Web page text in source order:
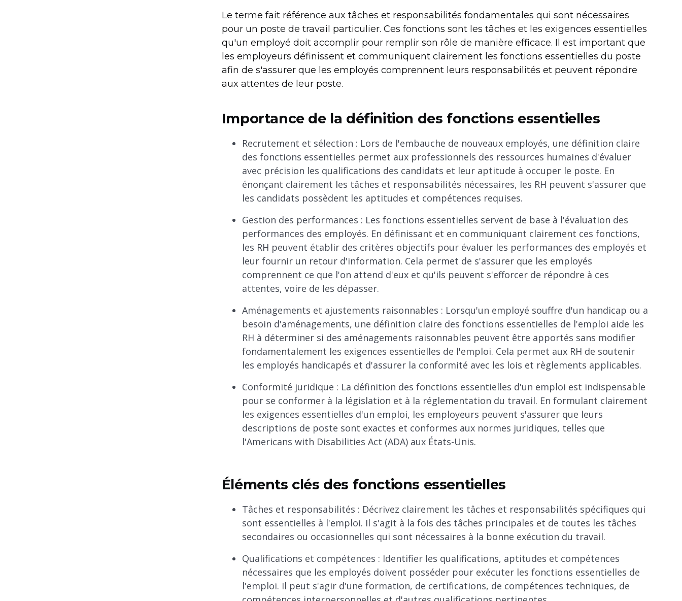
Le terme fait référence aux tâches et responsabilités fondamentales qui sont nécessaires
pour un poste de travail particulier. Ces fonctions sont les tâches et les exigences essentielles
qu'un employé doit accomplir pour remplir son rôle de manière efficace. Il est important que
les employeurs définissent et communiquent clairement les fonctions essentielles du poste
afin de s'assurer que les employés comprennent leurs responsabilités et peuvent répondre
aux attentes de leur poste.
Importance de la définition des fonctions essentielles
Recrutement et sélection : Lors de l'embauche de nouveaux employés, une définition claire
des fonctions essentielles permet aux professionnels des ressources humaines d'évaluer
avec précision les qualifications des candidats et leur aptitude à occuper le poste. En
énonçant clairement les tâches et responsabilités nécessaires, les RH peuvent s'assurer que
les candidats possèdent les aptitudes et compétences requises.
Gestion des performances : Les fonctions essentielles servent de base à l'évaluation des
performances des employés. En définissant et en communiquant clairement ces fonctions,
les RH peuvent établir des critères objectifs pour évaluer les performances des employés et
leur fournir un retour d'information. Cela permet de s'assurer que les employés
comprennent ce que l'on attend d'eux et qu'ils peuvent s'efforcer de répondre à ces
attentes, voire de les dépasser.
Aménagements et ajustements raisonnables : Lorsqu'un employé souffre d'un handicap ou a
besoin d'aménagements, une définition claire des fonctions essentielles de l'emploi aide les
RH à déterminer si des aménagements raisonnables peuvent être apportés sans modifier
fondamentalement les exigences essentielles de l'emploi. Cela permet aux RH de soutenir
les employés handicapés et d'assurer la conformité avec les lois et règlements applicables.
Conformité juridique : La définition des fonctions essentielles d'un emploi est indispensable
pour se conformer à la législation et à la réglementation du travail. En formulant clairement
les exigences essentielles d'un emploi, les employeurs peuvent s'assurer que leurs
descriptions de poste sont exactes et conformes aux normes juridiques, telles que
l'Americans with Disabilities Act (ADA) aux États-Unis.
Éléments clés des fonctions essentielles
Tâches et responsabilités : Décrivez clairement les tâches et responsabilités spécifiques qui
sont essentielles à l'emploi. Il s'agit à la fois des tâches principales et de toutes les tâches
secondaires ou occasionnelles qui sont nécessaires à la bonne exécution du travail.
Qualifications et compétences : Identifier les qualifications, aptitudes et compétences
nécessaires que les employés doivent posséder pour exécuter les fonctions essentielles de
l'emploi. Il peut s'agir d'une formation, de certifications, de compétences techniques, de